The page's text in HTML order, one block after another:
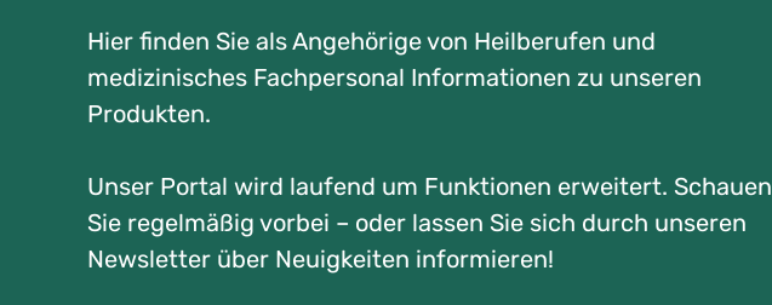
Hier finden Sie als Angehörige von Heilberufen und
medizinisches Fachpersonal Informationen zu unseren
Produkten.
Unser Portal wird laufend um Funktionen erweitert. Schauen
Sie regelmäßig vorbei – oder lassen Sie sich durch unseren
Newsletter über Neuigkeiten informieren!